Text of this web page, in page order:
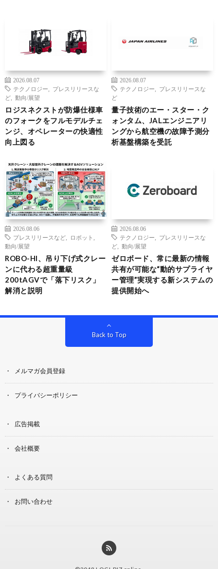
2026.08.07
テクノロジー
プレスリリースな
ど
動向/展望
ロジスネクストが防爆仕様車
のフォークをフルモデルチェ
ンジ、オペレーターの快適性
向上図る
2026.08.07
テクノロジー
プレスリリースな
ど
量子技術のエー・スター・ク
ォンタム、JALエンジニアリ
ングから航空機の故障予測分
析基盤構築を受託
2026.08.06
プレスリリースなど
ロボット
動向/展望
ROBO-HI、吊り下げ式クレー
ンに代わる超重量級
200tAGVで「落下リスク」
解消と説明
2026.08.06
テクノロジー
プレスリリースな
ど
動向/展望
ゼロボード、常に最新の情報
共有が可能な“動的サプライヤ
ー管理”実現する新システムの
提供開始へ
Back to Top
メルマガ会員登録
プライバシーポリシー
広告掲載
会社概要
よくある質問
お問い合わせ